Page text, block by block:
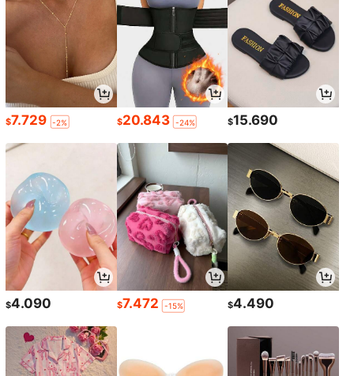
$7.729 -2% $20.843 -24% $15.690
$4.090 $7.472 -15% $4.490